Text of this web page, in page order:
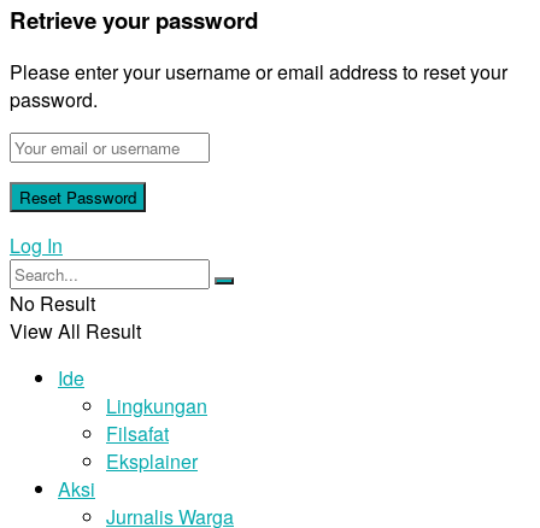
Retrieve your password
Please enter your username or email address to reset your
password.
Log In
No Result
View All Result
Ide
Lingkungan
Filsafat
Eksplainer
Aksi
Jurnalis Warga